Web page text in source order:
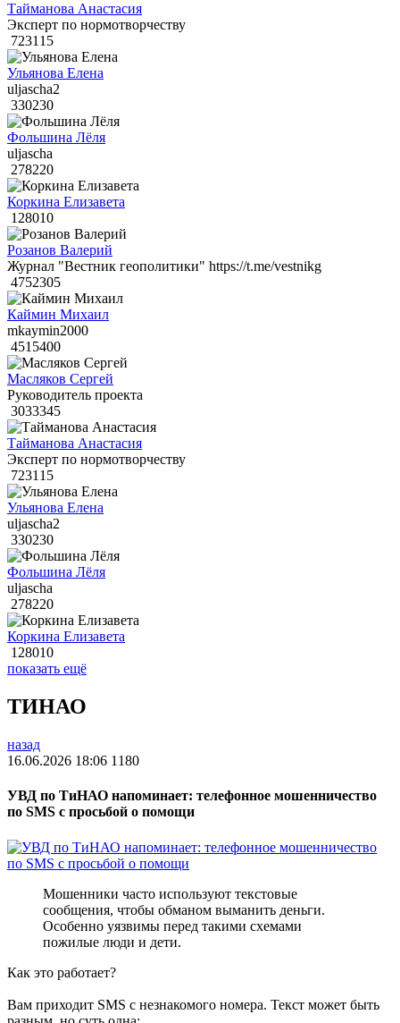
Тайманова Анастасия
Эксперт по нормотворчеству
723115
Ульянова Елена
uljascha2
330230
Фольшина Лёля
uljascha
278220
Коркина Елизавета
128010
Розанов Валерий
Журнал "Вестник геополитики" https://t.me/vestnikg
4752305
Каймин Михаил
mkaymin2000
4515400
Масляков Сергей
Руководитель проекта
3033345
Тайманова Анастасия
Эксперт по нормотворчеству
723115
Ульянова Елена
uljascha2
330230
Фольшина Лёля
uljascha
278220
Коркина Елизавета
128010
показать ещё
ТИНАО
назад
16.06.2026 18:06 1180
УВД по ТиНАО напоминает: телефонное мошенничество
по SMS с просьбой о помощи
Мошенники часто используют текстовые
сообщения, чтобы обманом выманить деньги.
Особенно уязвимы перед такими схемами
пожилые люди и дети.
Как это работает?
Вам приходит SMS с незнакомого номера. Текст может быть